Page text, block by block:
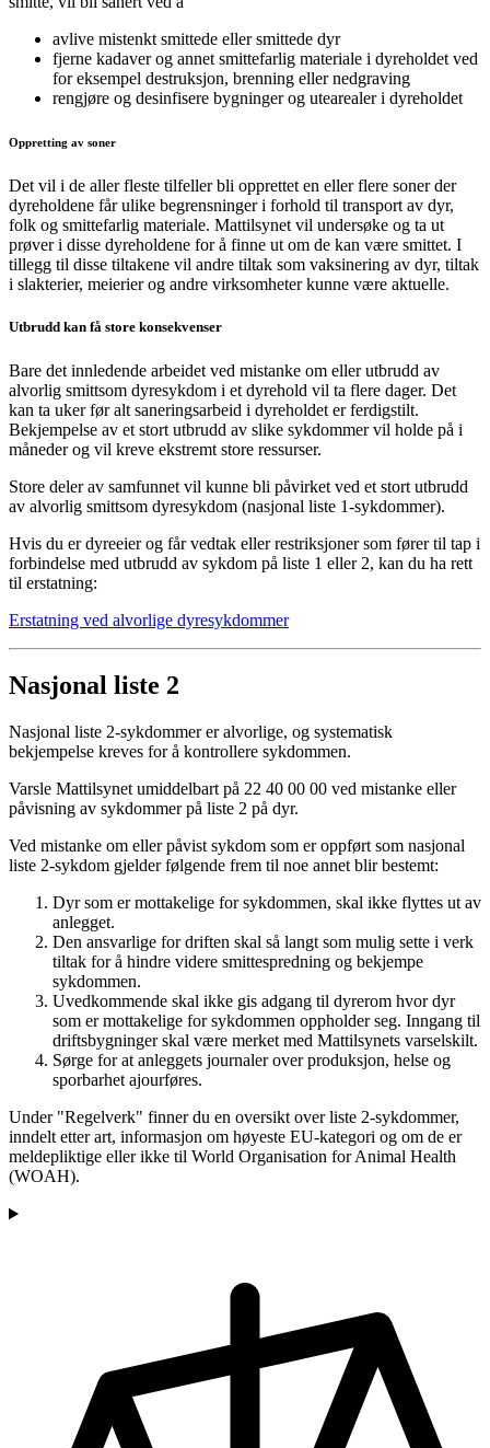
avlive mistenkt smittede eller smittede dyr
fjerne kadaver og annet smittefarlig materiale i dyreholdet ved
for eksempel destruksjon, brenning eller nedgraving
rengjøre og desinfisere bygninger og utearealer i dyreholdet
Oppretting av soner
Det vil i de aller fleste tilfeller bli opprettet en eller flere soner der
dyreholdene får ulike begrensninger i forhold til transport av dyr,
folk og smittefarlig materiale. Mattilsynet vil undersøke og ta ut
prøver i disse dyreholdene for å finne ut om de kan være smittet. I
tillegg til disse tiltakene vil andre tiltak som vaksinering av dyr, tiltak
i slakterier, meierier og andre virksomheter kunne være aktuelle.
Utbrudd kan få store konsekvenser
Bare det innledende arbeidet ved mistanke om eller utbrudd av
alvorlig smittsom dyresykdom i et dyrehold vil ta flere dager. Det
kan ta uker før alt saneringsarbeid i dyreholdet er ferdigstilt.
Bekjempelse av et stort utbrudd av slike sykdommer vil holde på i
måneder og vil kreve ekstremt store ressurser.
Store deler av samfunnet vil kunne bli påvirket ved et stort utbrudd
av alvorlig smittsom dyresykdom (nasjonal liste 1-sykdommer).
Hvis du er dyreeier og får vedtak eller restriksjoner som fører til tap i
forbindelse med utbrudd av sykdom på liste 1 eller 2, kan du ha rett
til erstatning:
Erstatning ved alvorlige dyresykdommer
Nasjonal liste 2
Nasjonal liste 2-sykdommer er alvorlige, og systematisk
bekjempelse kreves for å kontrollere sykdommen.
Varsle Mattilsynet umiddelbart på 22 40 00 00 ved mistanke eller
påvisning av sykdommer på liste 2 på dyr.
Ved mistanke om eller påvist sykdom som er oppført som nasjonal
liste 2-sykdom gjelder følgende frem til noe annet blir bestemt:
Dyr som er mottakelige for sykdommen, skal ikke flyttes ut av
anlegget.
Den ansvarlige for driften skal så langt som mulig sette i verk
tiltak for å hindre videre smittespredning og bekjempe
sykdommen.
Uvedkommende skal ikke gis adgang til dyrerom hvor dyr
som er mottakelige for sykdommen oppholder seg. Inngang til
driftsbygninger skal være merket med Mattilsynets varselskilt.
Sørge for at anleggets journaler over produksjon, helse og
sporbarhet ajourføres.
Under "Regelverk" finner du en oversikt over liste 2-sykdommer,
inndelt etter art, informasjon om høyeste EU-kategori og om de er
meldepliktige eller ikke til World Organisation for Animal Health
(WOAH).